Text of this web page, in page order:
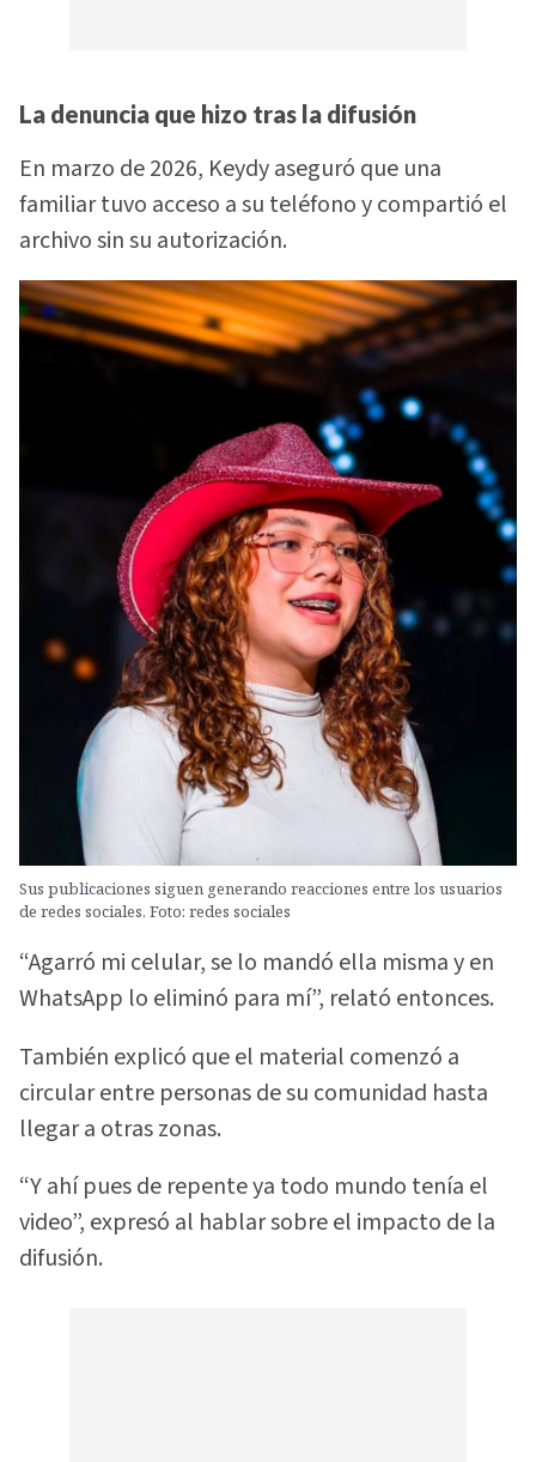
La denuncia que hizo tras la difusión
En marzo de 2026, Keydy aseguró que una
familiar tuvo acceso a su teléfono y compartió el
archivo sin su autorización.
Sus publicaciones siguen generando reacciones entre los usuarios
de redes sociales. Foto: redes sociales
“Agarró mi celular, se lo mandó ella misma y en
WhatsApp lo eliminó para mí”, relató entonces.
También explicó que el material comenzó a
circular entre personas de su comunidad hasta
llegar a otras zonas.
“Y ahí pues de repente ya todo mundo tenía el
video”, expresó al hablar sobre el impacto de la
difusión.